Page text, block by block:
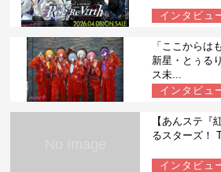
インタビュ
「ここからは
新星・とぅる
ス未...
インタビュ
【あんステ『
るスターズ！
インタビュ